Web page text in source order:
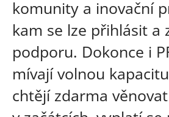
komunity a inovační
kam se lze přihlásit a
podporu. Dokonce i
mívají volnou
chtějí zdarma